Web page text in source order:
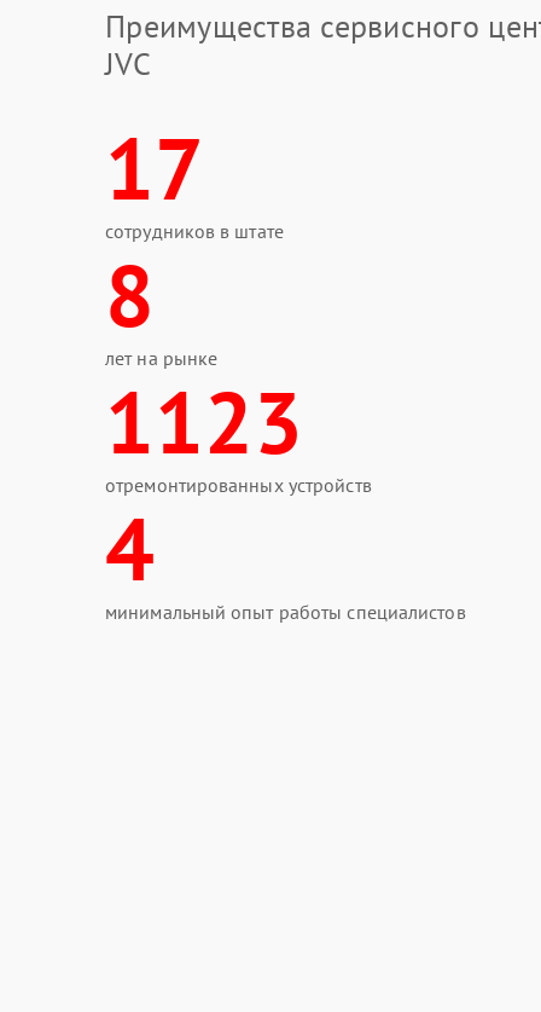
Преимущества сервисного
JVC
17
сотрудников в штате
8
лет на рынке
1123
отремонтированных устройств
4
минимальный опыт работы специалистов